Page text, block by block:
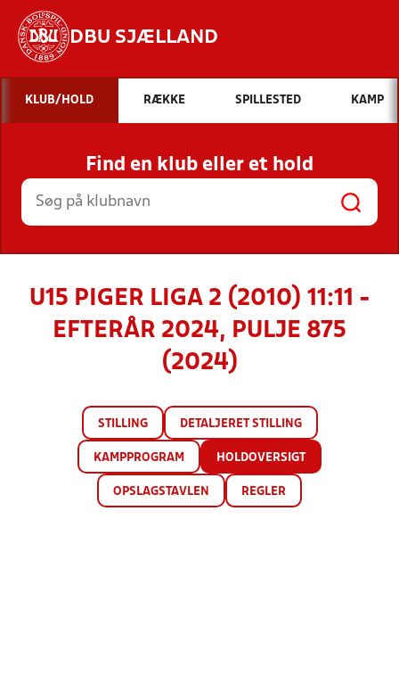
DBU SJÆLLAND
Hvad vil du søge efter?
INDHOLD OG NYHEDER
STILLINGER, RESULTATER, KLUBBER OG
HOLD
KLUB/HOLD RÆKKE SPILLESTED KAMP
Find en klub eller et hold
U15 PIGER LIGA 2 (2010) 11:11 -
EFTERÅR 2024, PULJE 875
(2024)
STILLING DETALJERET STILLING
KAMPPROGRAM HOLDOVERSIGT
OPSLAGSTAVLEN REGLER